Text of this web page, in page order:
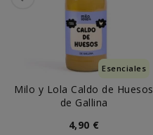
Esenciales
Milo y Lola Caldo de Huesos
de Gallina
4,90 €